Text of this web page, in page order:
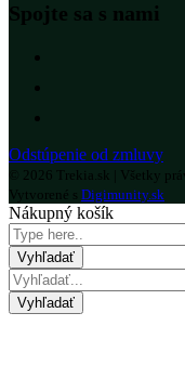
Spojte sa s nami
Odstúpenie od zmluvy
© 2026 Trekia.sk | Všetky
Vytvorené s Digimunity.sk
Nákupný košík